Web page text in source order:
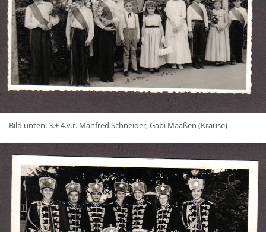
Bild unten: 3.+ 4.v.r. Manfred Schneider, Gabi Maaßen (Krause)